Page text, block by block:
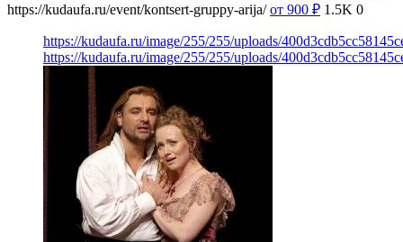
https://kudaufa.ru/event/kontsert-gruppy-arija/ от 900 ₽ 1.5K 0
https://kudaufa.ru/image/255/255/uploads/
https://kudaufa.ru/image/255/255/uploads/